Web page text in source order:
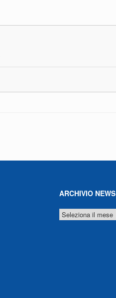
ARCHIVIO NEWS
ARCHIVIO
NEWS